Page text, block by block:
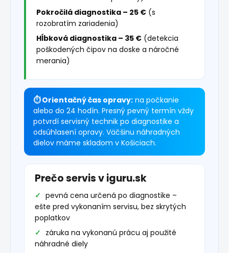
Pokročilá diagnostika – 25 € (s
rozobratím zariadenia)
Hĺbková diagnostika – 35 € (detekcia
poškodených čipov na doske a náročné
merania)
⏱ Orientačný čas opravy: na počkanie
alebo do 24 hodín. Presný pevný termín vždy
potvrdí servisný technik po diagnostike a
odsúhlasení opravy. Väčšinu náhradných
dielov máme skladom v Košiciach.
Prečo servis v iguru.sk
pevná cena určená po diagnostike –
ešte pred vykonaním servisu, bez skrytých
poplatkov
záruka na vykonanú prácu aj použité
náhradné diely